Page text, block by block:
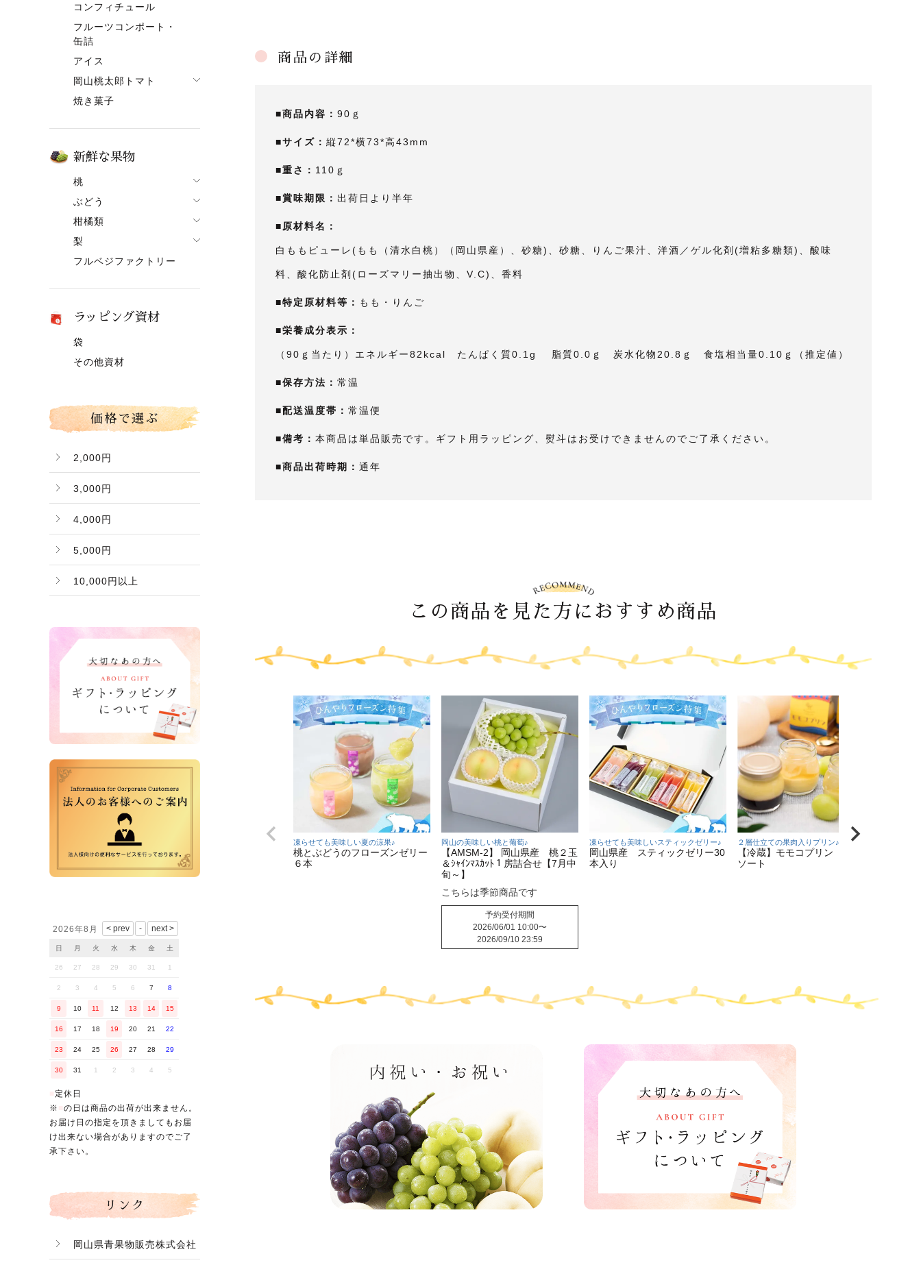
果肉入りタイプ
ピューレタイプ
コンフィチュール
フルーツコンポート・
缶詰
アイス
岡山桃太郎トマト
でざあととまと
焼き菓子
新鮮な果物
桃
桃一覧
白鳳【7月上旬～】
おかやま夢白桃【7月中
黄金桃【9月上旬頃～】
～】
ぶどう
ぶどう一覧
シャインマスカット
柑橘類
せとか
梨
梨一覧
フルベジファクトリー
ラッピング資材
袋
その他資材
価格で選ぶ
2,000円
3,000円
4,000円
5,000円
10,000円以上
営業日カレンダー
2026年8月
日 月 火 水 木 金 土
26 27 28 29 30 31 1
2 3 4 5 6 7 8
9 10 11 12 13 14 15
16 17 18 19 20 21 22
23 24 25 26 27 28 29
30 31 1 2 3 4 5
定休日
※
の日は商品の出荷が出来ません。
お届け日の指定を頂きましてもお届
け出来ない場合がありますのでご了
承下さい。
リンク
岡山県青果物販売株式会社
商品の詳細
■商品内容： 90ｇ
■サイズ： 縦72*横73*高43mm
■重さ： 110ｇ
■賞味期限： 出荷日より半年
■原材料名：
白ももピューレ(もも（清水白桃）（岡山県産）、砂糖)、砂糖、りんご果汁、洋酒／ゲル化剤(増粘多糖類)、酸味
料、酸化防止剤(ローズマリー抽出物、V.C)、香料
■特定原材料等： もも・りんご
■栄養成分表示：
（90ｇ当たり）エネルギー82kcal たんぱく質0.1g 脂質0.0ｇ 炭水化物20.8ｇ 食塩相当量0.10ｇ（推定値）
■保存方法： 常温
■配送温度帯： 常温便
■備考： 本商品は単品販売です。ギフト用ラッピング、熨斗はお受けできませんのでご了承ください。
■商品出荷時期： 通年
この商品を見た方に おすすめ商品
凍らせても美味しい夏の涼果♪
桃とぶどうのフローズンゼリー
６本
岡山の美味しい桃と葡萄♪
【AMSM-2】 岡山県産 桃２玉
＆ｼｬｲﾝﾏｽｶｯﾄ１房詰合せ【7月中
旬～】
こちらは季節商品です
予約受付期間
2026/06/01 10:00〜
2026/09/10 23:59
凍らせても美味しいスティックゼリー♪
岡山県産 スティックゼリー30
本入り
２層仕立ての果肉入りプリン♪
【冷蔵】モモコプリン ６個ア
ソート